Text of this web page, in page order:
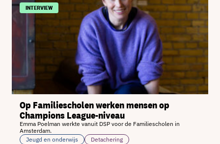
INTERVIEW
Op Familiescholen werken mensen op
Champions League-niveau
Emma Poelman werkte vanuit DSP voor de Familiescholen in
Amsterdam.
Jeugd en onderwijs
Detachering